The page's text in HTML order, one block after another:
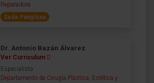
Reparadora
Sede Pamplona
Dr. Antonio Bazán Álvarez
Ver Curriculum
Especialista
Departamento de Cirugía Plástica, Estética y